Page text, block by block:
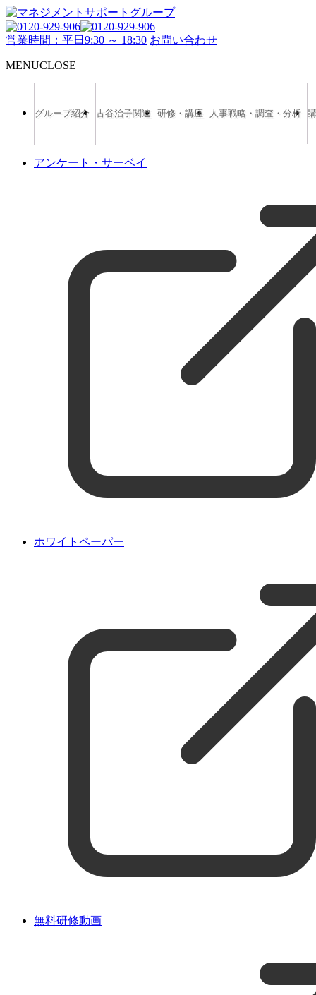
営業時間：平日9:30 ～ 18:30 お問い合わせ
MENUCLOSE
グループ紹介 古谷治子関連 研修・講座 人事戦略・調査・分析
アンケート・サーベイ
ホワイトペーパー
無料研修動画